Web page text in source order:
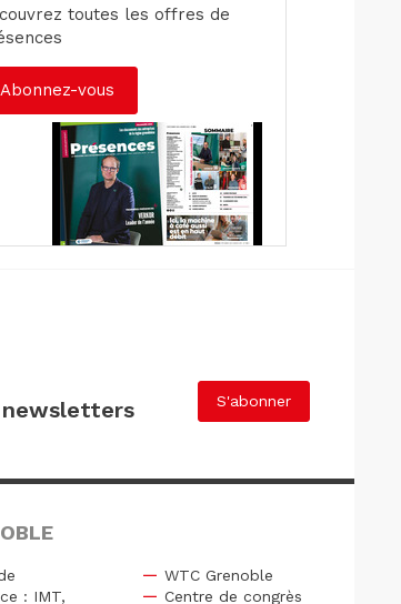
toutes les offres de
Abonnez-vous
newsletters S'abonner
: IMT,
WTC Grenoble
Centre de congrès